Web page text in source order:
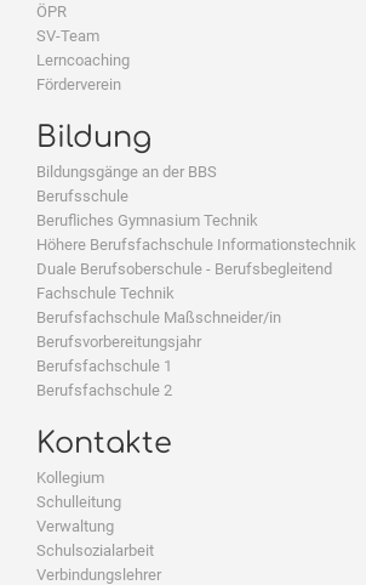
ÖPR
SV-Team
Lerncoaching
Förderverein
Bildung
Bildungsgänge an der BBS
Berufsschule
Berufliches Gymnasium Technik
Höhere Berufsfachschule Informationstechnik
Duale Berufsoberschule - Berufsbegleitend
Fachschule Technik
Berufsfachschule Maßschneider/in
Berufsvorbereitungsjahr
Berufsfachschule 1
Berufsfachschule 2
Kontakte
Kollegium
Schulleitung
Verwaltung
Schulsozialarbeit
Verbindungslehrer